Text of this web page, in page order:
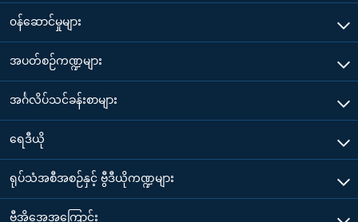
၀န်ဆောင်မှုများ
အပတ်စဉ်ကဏ္ဍများ
အင်္ဂလိပ်သင်ခန်းစာများ
ရေဒီယို
ရုပ်သံအစီအစဉ်နှင့် ဗွီဒီယိုကဏ္ဍများ
ဗွီအိုအေအကြောင်း